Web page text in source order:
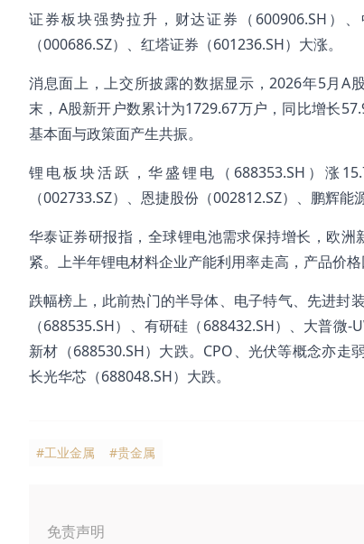
证券板块强势拉升，财达证券（600906.SH）
（000686.SZ）、红塔证券（601236.SH）大涨。
消息面上，上交所披露的数据显示，2026年5月A
末，A股新开户数累计为1729.67万户，同比增长
基本面与政策面产生共振。
锂电板块活跃，华盛锂电（688353.SH）涨
（002733.SZ）、恩捷股份（002812.SZ）、鹏辉能
华泰证券研报指，全球锂电池需求保持增长，欧
紧。上半年锂电材料企业产能利用率走高，产品价
跌幅榜上，此前热门的半导体、电子特气、先进封
（688535.SH）、有研硅（688432.SH）、大普微
新材（688530.SH）大跌。CPO、光伏等概念亦走
长光华芯（688048.SH）大跌。
#工业金属 #贵金属
免责声明